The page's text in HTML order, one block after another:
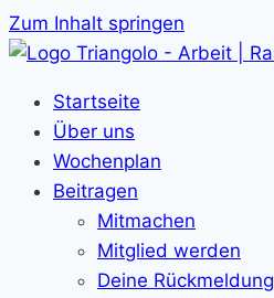
Zum Inhalt springen
Startseite
Über uns
Wochenplan
Beitragen
Mitmachen
Mitglied werden
Deine Rückmeldung